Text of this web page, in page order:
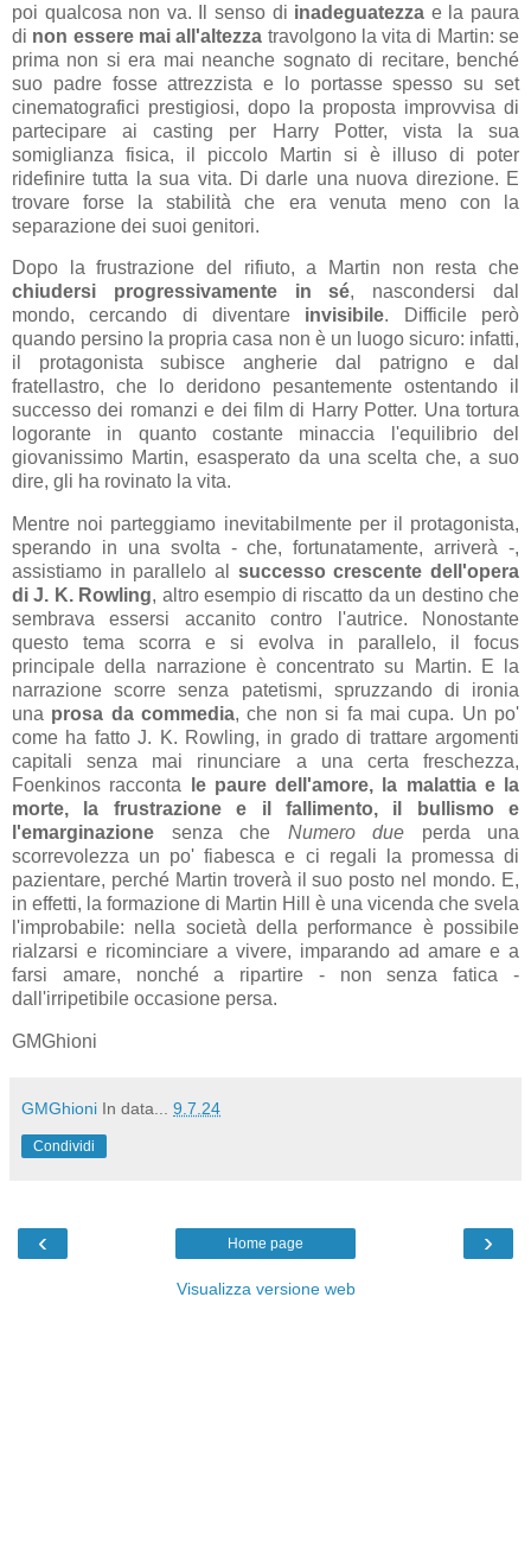
poi qualcosa non va. Il senso di inadeguatezza e la paura
di non essere mai all'altezza travolgono la vita di Martin: se
prima non si era mai neanche sognato di recitare, benché
suo padre fosse attrezzista e lo portasse spesso su set
cinematografici prestigiosi, dopo la proposta improvvisa di
partecipare ai casting per Harry Potter, vista la sua
somiglianza fisica, il piccolo Martin si è illuso di poter
ridefinire tutta la sua vita. Di darle una nuova direzione. E
trovare forse la stabilità che era venuta meno con la
separazione dei suoi genitori.
Dopo la frustrazione del rifiuto, a Martin non resta che
chiudersi progressivamente in sé, nascondersi dal
mondo, cercando di diventare invisibile. Difficile però
quando persino la propria casa non è un luogo sicuro: infatti,
il protagonista subisce angherie dal patrigno e dal
fratellastro, che lo deridono pesantemente ostentando il
successo dei romanzi e dei film di Harry Potter. Una tortura
logorante in quanto costante minaccia l'equilibrio del
giovanissimo Martin, esasperato da una scelta che, a suo
dire, gli ha rovinato la vita.
Mentre noi parteggiamo inevitabilmente per il protagonista,
sperando in una svolta - che, fortunatamente, arriverà -,
assistiamo in parallelo al
successo crescente dell'opera
di J. K. Rowling, altro esempio di riscatto da un destino che
sembrava essersi accanito contro l'autrice. Nonostante
questo tema scorra e si evolva in parallelo, il focus
principale della narrazione è concentrato su Martin. E la
narrazione scorre senza patetismi, spruzzando di ironia
una prosa da commedia, che non si fa mai cupa. Un po'
come ha fatto J. K. Rowling, in grado di trattare argomenti
capitali senza mai rinunciare a una certa freschezza,
Foenkinos racconta le paure dell'amore, la malattia e la
morte, la frustrazione e il fallimento, il bullismo e
l'emarginazione senza che Numero due perda una
scorrevolezza un po' fiabesca e ci regali la promessa di
pazientare, perché Martin troverà il suo posto nel mondo. E,
in effetti, la formazione di Martin Hill è una vicenda che svela
l'improbabile: nella società della performance è possibile
rialzarsi e ricominciare a vivere, imparando ad amare e a
farsi amare, nonché a ripartire - non senza fatica -
dall'irripetibile occasione persa.
GMGhioni
GMGhioni In data... 9.7.24
Condividi
‹ ›
Home page
Visualizza versione web